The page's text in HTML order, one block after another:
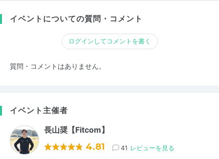
イベントについての質問・コメント
ログインしてコメントを書く
質問・コメントはありません。
イベント主催者
長山奨【Fitcom】
4.81 41 レビューを見る